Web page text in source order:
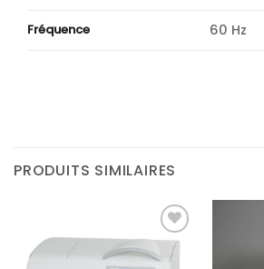
Fréquence 60 Hz
PRODUITS SIMILAIRES